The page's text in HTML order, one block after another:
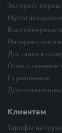
Экспресс
Контейнерные
Интернет-
Доставка в
Ответственное
Страхование
Клиентам
Тарифы на